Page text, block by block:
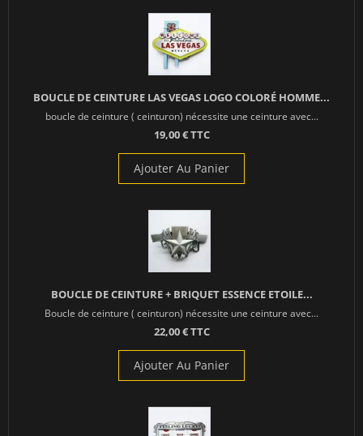
BOUCLE DE CEINTURE LAS VEGAS LOGO COLORÉ HOMME...
boucle de ceinture ( ceinturon) nécessite une ceinture avec...
19,00 € TTC
Ajouter Au Panier
BOUCLE DE CEINTURE + BRIQUET ESSENCE ETOILE...
Boucle de ceinture ( ceinturon) nécessite une ceinture avec...
22,00 € TTC
Ajouter Au Panier